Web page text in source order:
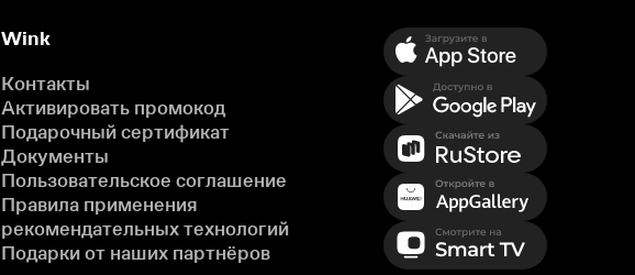
Wink
Контакты
Активировать промокод
Подарочный сертификат
Документы
Пользовательское соглашение
Правила применения
рекомендательных технологий
Подарки от наших партнёров